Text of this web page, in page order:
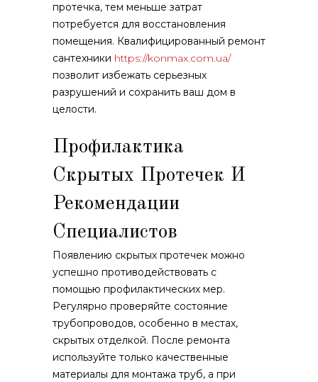
протечка, тем меньше затрат
потребуется для восстановления
помещения. Квалифицированный ремонт
сантехники https://konmax.com.ua/
позволит избежать серьезных
разрушений и сохранить ваш дом в
целости.
Профилактика
Скрытых Протечек И
Рекомендации
Специалистов
Появлению скрытых протечек можно
успешно противодействовать с
помощью профилактических мер.
Регулярно проверяйте состояние
трубопроводов, особенно в местах,
скрытых отделкой. После ремонта
используйте только качественные
материалы для монтажа труб, а при